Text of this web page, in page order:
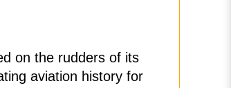
on the rudders of its
aviation history for